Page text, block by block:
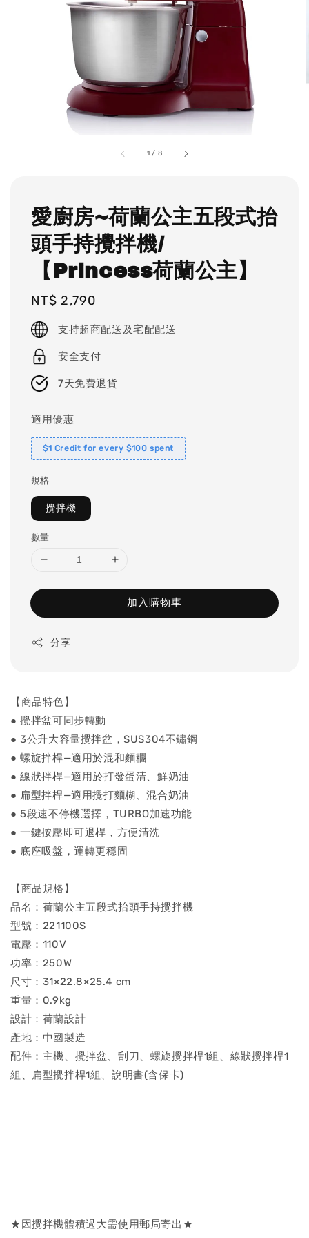
1 / 8
愛廚房~荷蘭公主五段式抬
頭手持攪拌機/
【Princess荷蘭公主】
Regular
price
NT$ 2,790
支持超商配送及宅配配送
安全支付
7天免費退貨
適用優惠
$1 Credit for every $100 spent
規格
攪拌機
數量
加入購物車
分享
【商品特色】
● 攪拌盆可同步轉動
● 3公升大容量攪拌盆，SUS304不鏽鋼
● 螺旋拌桿—適用於混和麵糰
● 線狀拌桿—適用於打發蛋清、鮮奶油
● 扁型拌桿—適用攪打麵糊、混合奶油
● 5段速不停機選擇，TURBO加速功能
● 一鍵按壓即可退桿，方便清洗
● 底座吸盤，運轉更穩固
【商品規格】
品名：荷蘭公主五段式抬頭手持攪拌機
型號：221100S
電壓：110V
功率：250W
尺寸：31×22.8×25.4 cm
重量：0.9kg
設計：荷蘭設計
產地：中國製造
配件：主機、攪拌盆、刮刀、螺旋攪拌桿1組、線狀攪拌桿1
組、扁型攪拌桿1組、說明書(含保卡)
★因攪拌機體積過大需使用郵局寄出★